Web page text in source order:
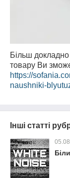
Більш докладно
товару Ви
https://
naushniki-
Інші статті